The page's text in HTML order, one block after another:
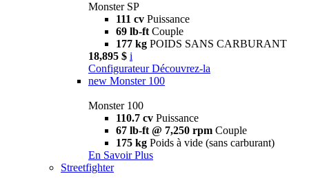
Monster SP
111 cv Puissance
69 lb-ft Couple
177 kg POIDS SANS CARBURANT
18,895 $ i
Configurateur Découvrez-la
new Monster 100
Monster 100
110.7 cv Puissance
67 lb-ft @ 7,250 rpm Couple
175 kg Poids à vide (sans carburant)
En Savoir Plus
Streetfighter